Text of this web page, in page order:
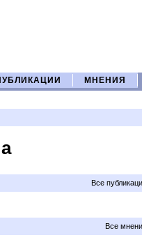
МНЕНИЯ
Все
Все